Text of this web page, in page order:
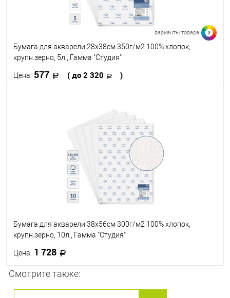
варианты товара 3
Бумага для акварели 28х38см 350г/м2 100% хлопок,
крупн.зерно, 5л., Гамма "Студия"
Цена: 577 ( до 2 320 )
В наличии
38 х 56 56 х 76
Бумага для акварели 38х56см 300г/м2 100% хлопок,
крупн.зерно, 10л., Гамма "Студия"
Цена: 1 728
Смотрите также: